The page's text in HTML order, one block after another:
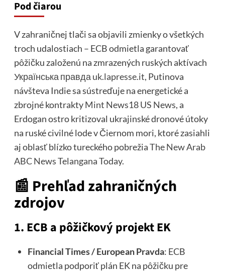
Pod čiarou
V zahraničnej tlači sa objavili zmienky o všetkých
troch udalostiach – ECB odmietla garantovať
pôžičku založenú na zmrazených ruských aktívach
Українська правда uk.lapresse.it, Putinova
návšteva Indie sa sústreďuje na energetické a
zbrojné kontraktyMint News18 US News, a
Erdogan ostro kritizoval ukrajinské dronové útoky
na ruské civilné lode v Čiernom mori, ktoré zasiahli
aj oblasť blízko tureckého pobrežiaThe New Arab
ABC NewsTelangana Today.
📰 Prehľad zahraničných
zdrojov
1. ECB a pôžičkový projekt EK
Financial Times / European Pravda: ECB
odmietla podporiť plán EK na pôžičku pre